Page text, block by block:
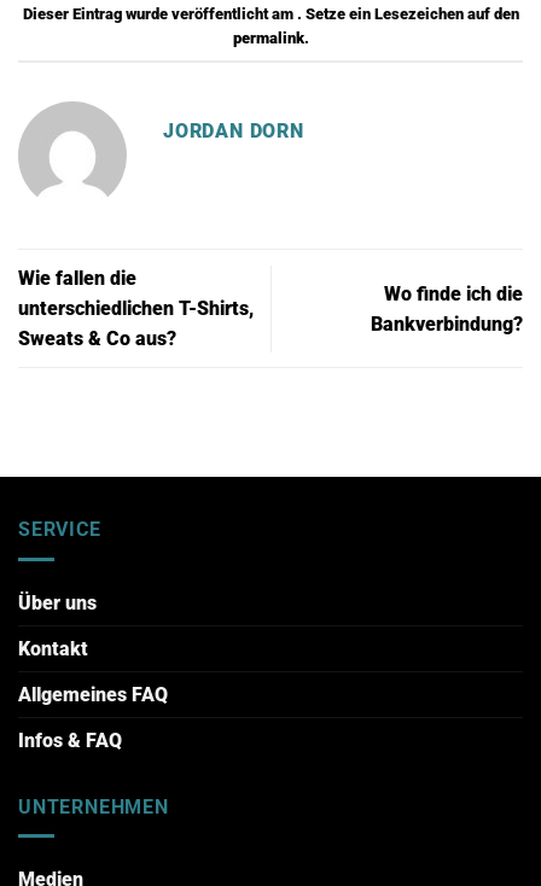
Dieser Eintrag wurde veröffentlicht am . Setze ein Lesezeichen auf den
permalink.
JORDAN DORN
Wie fallen die
unterschiedlichen T-Shirts,
Sweats & Co aus?
Wo finde ich die
Bankverbindung?
SERVICE
Über uns
Kontakt
Allgemeines FAQ
Infos & FAQ
UNTERNEHMEN
Medien